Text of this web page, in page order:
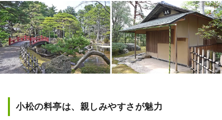
小松の料亭は、親しみやすさが魅力